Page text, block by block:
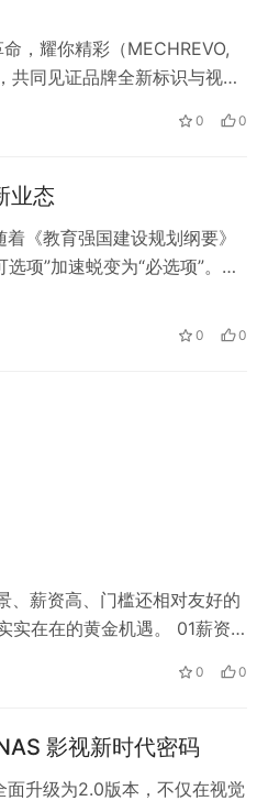
，耀你精彩（MECHREVO,
同见证品牌全新标识与视觉
在未来十年与用户携手，共
0 0
业态
《教育强国建设规划纲要》
项”加速蜕变为“必选项”。康
决方案，成为体育产业新业
国家明确要求构建“体育
0 0
、薪资高、门槛还相对友好的
实在在的黄金机遇。 01薪资
1.2万元，资深工程师年薪30
0 0
影视新时代密码
升级为2.0版本，不仅在视觉